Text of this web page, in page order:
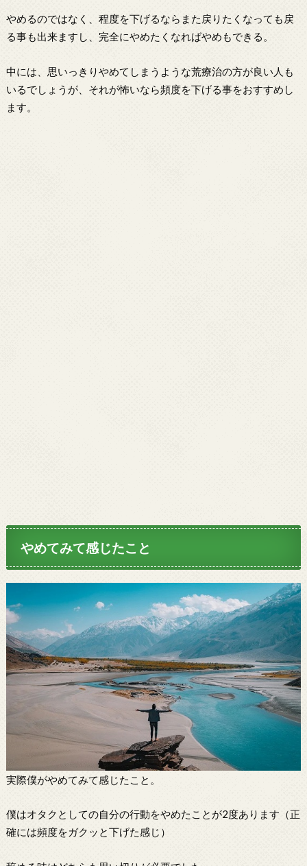
やめるのではなく、程度を下げるならまた戻りたくなっても戻
る事も出来ますし、完全にやめたくなればやめもできる。
中には、思いっきりやめてしまうような荒療治の方が良い人も
いるでしょうが、それが怖いなら頻度を下げる事をおすすめし
ます。
やめてみて感じたこと
実際僕がやめてみて感じたこと。
僕はオタクとしての自分の行動をやめたことが2度あります（正
確には頻度をガクッと下げた感じ）